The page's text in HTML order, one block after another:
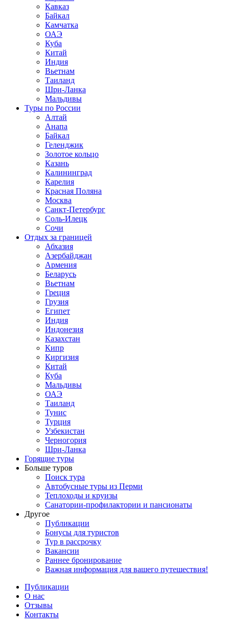
Кавказ
Байкал
Камчатка
ОАЭ
Куба
Китай
Индия
Вьетнам
Таиланд
Шри-Ланка
Мальдивы
Туры по России
Алтай
Анапа
Байкал
Геленджик
Золотое кольцо
Казань
Калининград
Карелия
Красная Поляна
Москва
Санкт-Петербург
Соль-Илецк
Сочи
Отдых за границей
Абхазия
Азербайджан
Армения
Беларусь
Вьетнам
Греция
Грузия
Египет
Индия
Индонезия
Казахстан
Кипр
Киргизия
Китай
Куба
Мальдивы
ОАЭ
Таиланд
Тунис
Турция
Узбекистан
Черногория
Шри-Ланка
Горящие туры
Больше туров
Поиск тура
Автобусные туры из Перми
Теплоходы и круизы
Санатории-профилактории и пансионаты
Другое
Публикации
Бонусы для туристов
Тур в рассрочку
Вакансии
Раннее бронирование
Важная информация для вашего путешествия!
Публикации
О нас
Отзывы
Контакты